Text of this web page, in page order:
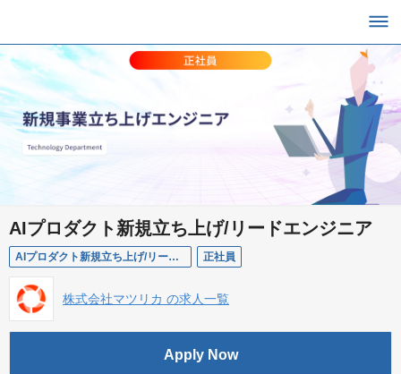
AIプロダクト新規立ち上げ/リードエンジニア
AIプロダクト新規立ち上げ/リードエンジニア 正社員
株式会社マツリカ の求人一覧
Apply Now